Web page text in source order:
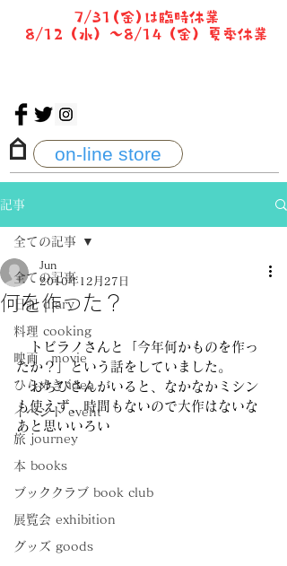
7/31(金)は臨時休業
8/12（水）〜8/14（金）夏季休業
on-line store
記事
全ての記事
日記 diary
料理 cooking
映画 movie
ひらめき idea
イベント event
旅 journey
本 books
ブッククラブ book club
展覧会 exhibition
グッズ goods
全ての記事
何を作った？
Jun
2010年12月27日
トビラノさんと「今年何かものを作っ
たか？」という話をしていました。
おちびさんがいると、なかなかミシン
も使えず、時間もないので大作はないな
あと思いいろい